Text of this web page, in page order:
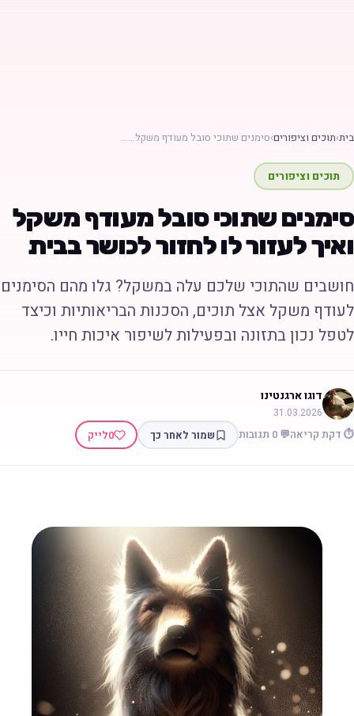
›תוכים וציפורים›סימנים שתוכי סובל מעודף משקל……
תוכים וציפורים
שתוכי סובל מעודף משקל
לעזור לו לחזור לכושר בבית
שהתוכי שלכם עלה במשקל? גלו מהם הסימנים
משקל אצל תוכים, הסכנות הבריאותיות וכיצד
נכון בתזונה ובפעילות לשיפור איכות חייו.
דוגו ארגנטינו
31.03.2026
דקת קריאה💬 0 תגובות שמור לאחר כך 0לייק